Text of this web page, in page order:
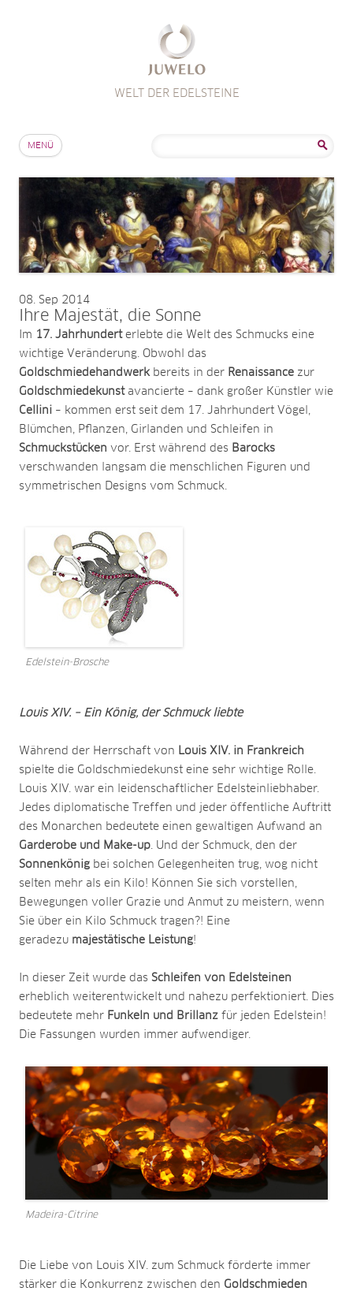
WELT DER EDELSTEINE
MENÜ
08 Sep 2014
Ihre Majestät, die Sonne
Im 17. Jahrhunderterlebte die Welt des Schmucks eine
wichtige Veränderung. Obwohl das
Goldschmiedehandwerkbereits in der Renaissance zur
Goldschmiedekunstavancierte – dank großer Künstler wie
Cellini – kommen erst seit dem 17. Jahrhundert Vögel,
Blümchen, Pflanzen, Girlanden und Schleifen in
Schmuckstücken vor. Erst während des Barocks
verschwanden langsam die menschlichen Figuren und
symmetrischen Designs vom Schmuck.
Edelstein-Brosche
Louis XIV. – Ein König, der Schmuck liebte
Während der Herrschaft von Louis XIV. in Frankreich
spielte die Goldschmiedekunst eine sehr wichtige Rolle.
Louis XIV. war ein leidenschaftlicher Edelsteinliebhaber.
Jedes diplomatische Treffen und jeder öffentliche Auftritt
des Monarchen bedeutete einen gewaltigen Aufwand an
Garderobe und Make-up . Und der Schmuck, den der
Sonnenkönig bei solchen Gelegenheiten trug, wog nicht
selten mehr als ein Kilo! Können Sie sich vorstellen,
Bewegungen voller Grazie und Anmut zu meistern, wenn
Sie über ein Kilo Schmuck tragen?! Eine
geradezu majestätische Leistung!
In dieser Zeit wurde das Schleifen von Edelsteinen
erheblich weiterentwickelt und nahezu perfektioniert. Dies
bedeutete mehr Funkeln und Brillanz für jeden Edelstein!
Die Fassungen wurden immer aufwendiger.
Madeira-Citrine
Die Liebe von Louis XIV. zum Schmuck förderte immer
stärker die Konkurrenz zwischen den Goldschmieden